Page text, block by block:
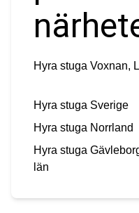
Hyra stuga Voxnan,
Hyra stuga Sverige
Hyra stuga Norrland
Hyra stuga
län